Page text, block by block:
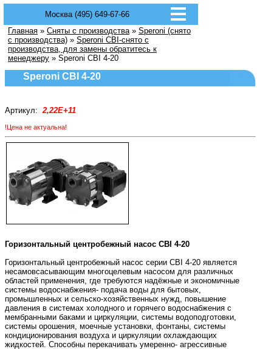
Москва (495) 649-67-66
Главная » Сняты с производства» Speroni (снято
с производства) » Speroni CBI-снято с
производства, для замены обратитесь к
менеджеру » Speroni CBI 4-20
Speroni CBI 4-20
Артикул: 2,22E+11
!Цена не актуальна!
Горизонтальный центробежный насос CBI 4-20
Горизонтальный центробежный насос серии CBI 4-20 является
несамовсасывающим многоцелевым насосом для различных
областей применения, где требуются надёжные и экономичные
системы водоснабжения- подача воды для бытовых,
промышленных и сельско-хозяйственных нужд, повышение
давления в системах холодного и горячего водоснабжения с
мембранными баками и циркуляции, системы водоподготовки,
системы орошения, моечные установки, фонтаны, системы
кондиционирования воздуха и циркуляции охлаждающих
жидкостей. Способны перекачивать умеренно- агрессивные